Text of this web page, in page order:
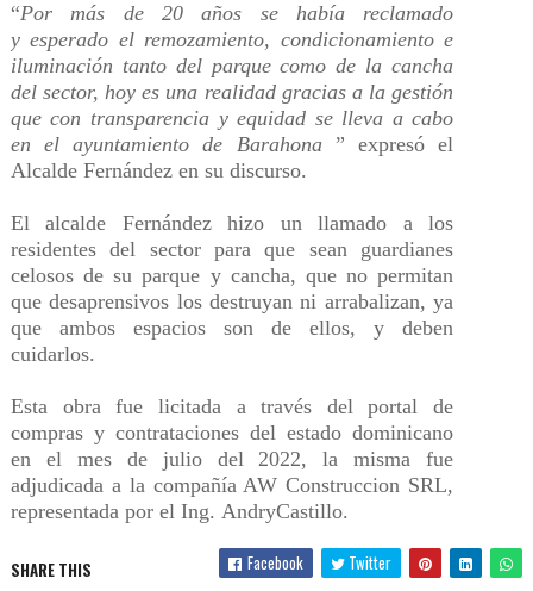
“Por más de 20 años se habíareclamado
yesperado el remozamiento, condicionamiento e
iluminación tanto del parque como de la cancha
del sector, hoy es una realidad gracias a la gestión
que con transparencia y equidad se lleva a cabo
en el ayuntamiento de Barahona ” expresó el
Alcalde Fernández en su discurso.
El alcalde Fernández hizo un llamado a los
residentes del sector para que sean guardianes
celosos de su parque y cancha, que no permitan
que desaprensivos los destruyan ni arrabalizan, ya
que ambos espacios son de ellos, y deben
cuidarlos.
Esta obra fue licitada a través del portal de
compras y contrataciones del estado dominicano
en el mes de julio del 2022, la misma fue
adjudicada a la compañía AWConstruccion SRL,
representada por el Ing. AndryCastillo.
SHARE THIS Facebook Twitter